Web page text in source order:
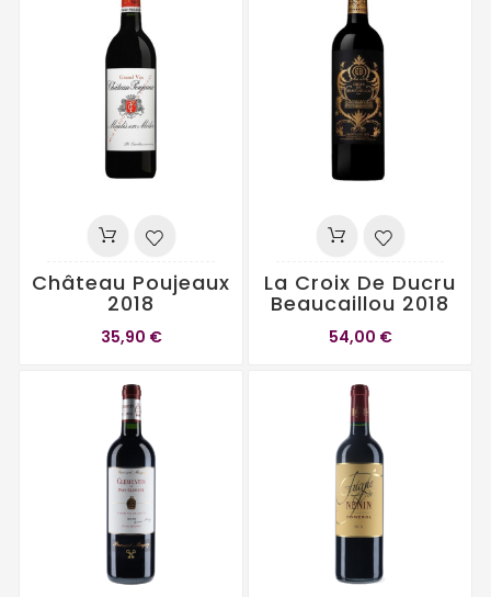
Château Poujeaux
2018
35,90 €
La Croix De Ducru
Beaucaillou 2018
54,00 €